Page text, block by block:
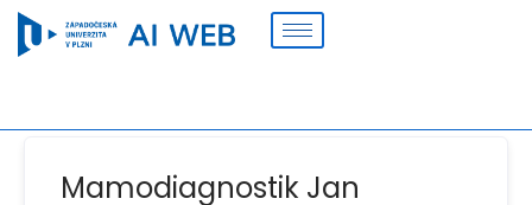
Mamodiagnostik Jan